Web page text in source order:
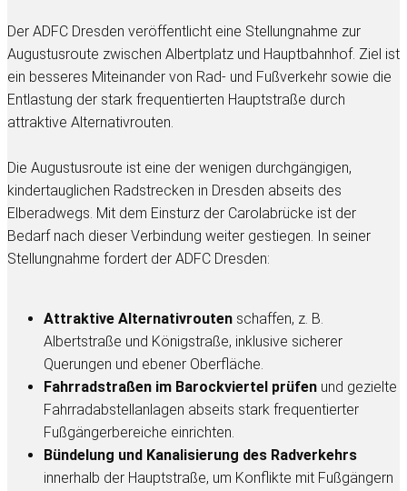
Der ADFC Dresden veröffentlicht eine Stellungnahme zur
Augustusroute zwischen Albertplatz und Hauptbahnhof. Ziel ist
ein besseres Miteinander von Rad- und Fußverkehr sowie die
Entlastung der stark frequentierten Hauptstraße durch
attraktive Alternativrouten.
Die Augustusroute ist eine der wenigen durchgängigen,
kindertauglichen Radstrecken in Dresden abseits des
Elberadwegs. Mit dem Einsturz der Carolabrücke ist der
Bedarf nach dieser Verbindung weiter gestiegen. In seiner
Stellungnahme fordert der ADFC Dresden:
Attraktive Alternativrouten schaffen, z. B.
Albertstraße und Königstraße, inklusive sicherer
Querungen und ebener Oberfläche.
Fahrradstraßen im Barockviertel prüfen und gezielte
Fahrradabstellanlagen abseits stark frequentierter
Fußgängerbereiche einrichten.
Bündelung und Kanalisierung des Radverkehrs
innerhalb der Hauptstraße, um Konflikte mit Fußgängern